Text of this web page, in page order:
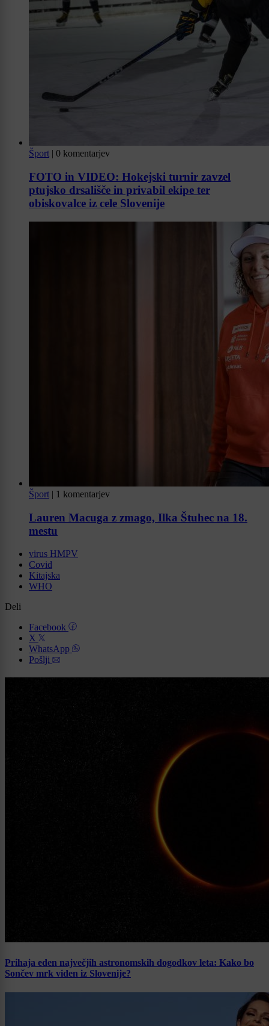
Šport | 0 komentarjev
FOTO in VIDEO: Hokejski turnir zavzel
ptujsko drsališče in privabil ekipe ter
obiskovalce iz cele Slovenije
Šport | 1 komentarjev
Lauren Macuga z zmago, Ilka Štuhec na 18.
mestu
virus HMPV
Covid
Kitajska
WHO
Deli
Facebook
X
WhatsApp
Pošlji
Prihaja eden največjih astronomskih dogodkov leta: Kako bo
Sončev mrk viden iz Slovenije?